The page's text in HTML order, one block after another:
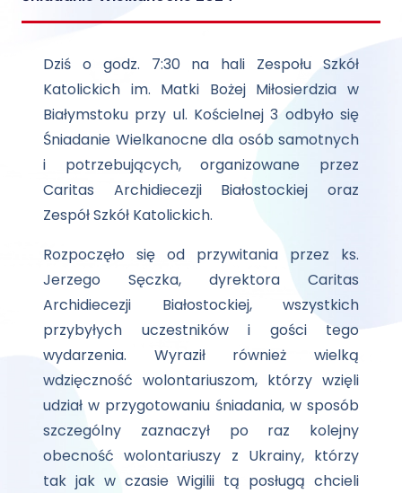
Dziś o godz. 7:30 na hali Zespołu Szkół
Katolickich im. Matki Bożej Miłosierdzia w
Białymstoku przy ul. Kościelnej 3 odbyło się
Śniadanie Wielkanocne dla osób samotnych
i potrzebujących, organizowane przez
Caritas Archidiecezji Białostockiej oraz
Zespół Szkół Katolickich.
Rozpoczęło się od przywitania przez ks.
Jerzego Sęczka, dyrektora Caritas
Archidiecezji Białostockiej, wszystkich
przybyłych uczestników i gości tego
wydarzenia. Wyraził również wielką
wdzięczność wolontariuszom, którzy wzięli
udział w przygotowaniu śniadania, w sposób
szczególny zaznaczył po raz kolejny
obecność wolontariuszy z Ukrainy, którzy
tak jak w czasie Wigilii tą posługą chcieli